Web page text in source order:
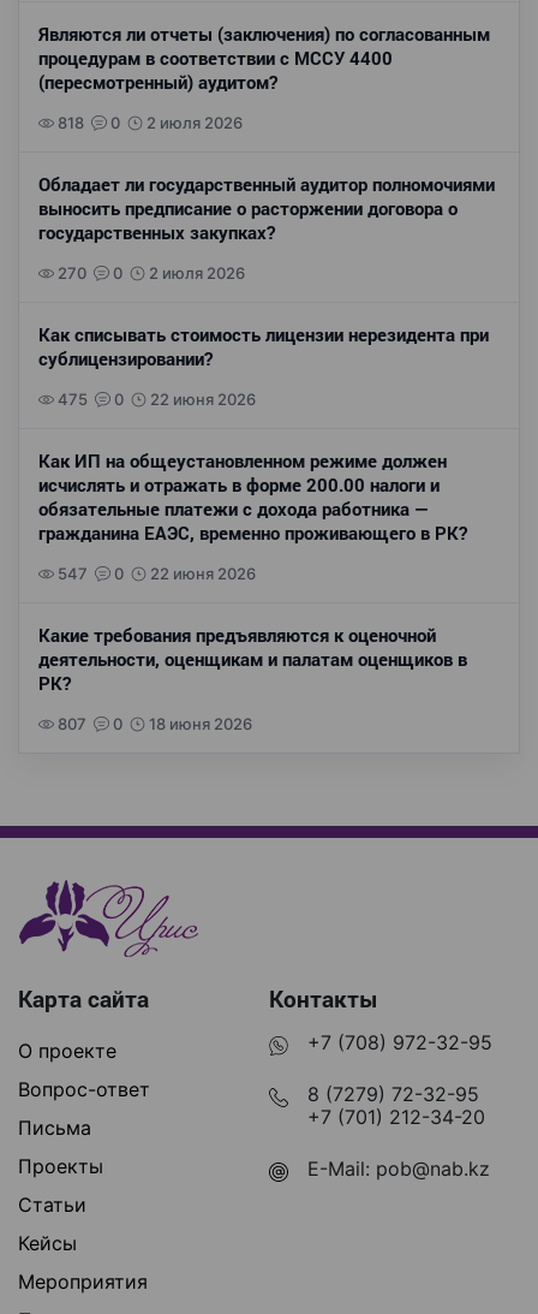
Являются ли отчеты (заключения) по согласованным
процедурам в соответствии с МССУ 4400
(пересмотренный) аудитом?
818 0 2 июля 2026
Обладает ли государственный аудитор полномочиями
выносить предписание о расторжении договора о
государственных закупках?
270 0 2 июля 2026
Как списывать стоимость лицензии нерезидента при
сублицензировании?
475 0 22 июня 2026
Как ИП на общеустановленном режиме должен
исчислять и отражать в форме 200.00 налоги и
обязательные платежи с дохода работника —
гражданина ЕАЭС, временно проживающего в РК?
547 0 22 июня 2026
Какие требования предъявляются к оценочной
деятельности, оценщикам и палатам оценщиков в
РК?
807 0 18 июня 2026
Карта сайта
О проекте
Вопрос-ответ
Письма
Проекты
Статьи
Кейсы
Мероприятия
Контакты
+7 (708) 972-32-95
8 (7279) 72-32-95
+7 (701) 212-34-20
E-Mail: pob@nab.kz